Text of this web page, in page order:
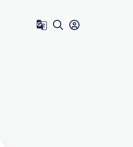
Zum Benutzer